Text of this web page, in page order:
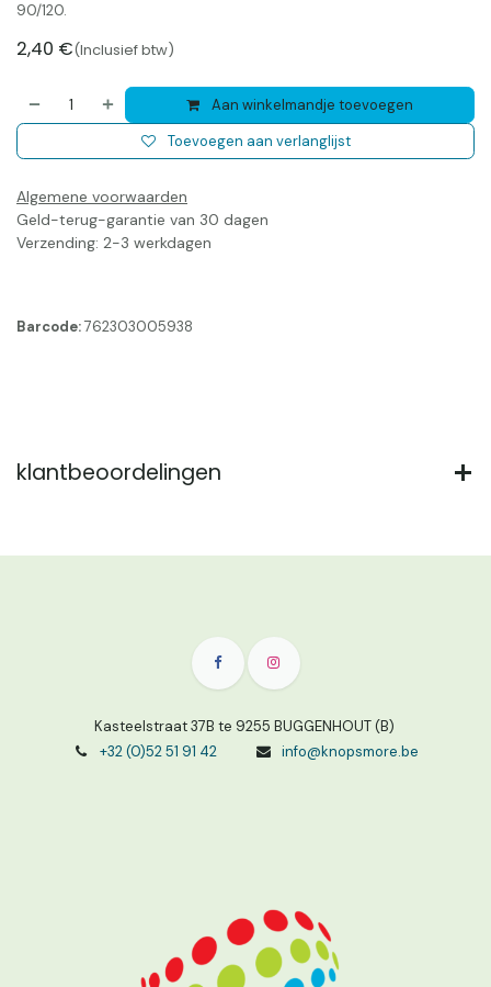
90/120.
2,40 €(Inclusief btw)
Aan winkelmandje toevoegen
Toevoegen aan verlanglijst
Algemene voorwaarden
Geld-terug-garantie van 30 dagen
Verzending: 2-3 werkdagen
Barcode:762303005938
klantbeoordelingen
Kasteelstraat 37B te 9255 BUGGENHOUT (B)
+32 (0)52 51 91 42
info@knopsmore.be